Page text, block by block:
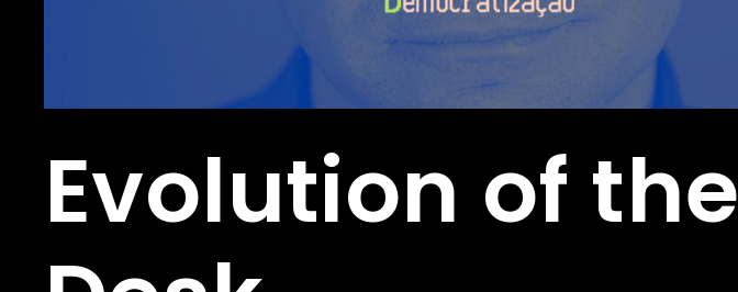
Evolution of the